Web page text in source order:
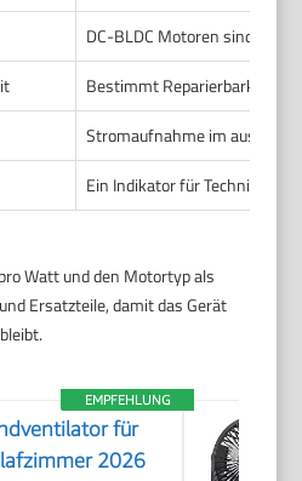
DC-BLDC Motoren sind
Bestimmt Reparierbarkeit
Stromaufnahme im
Ein Indikator für Technik und
Watt und den Motortyp als
Ersatzteile, damit das Gerät
EMPFEHLUNG
für
2026